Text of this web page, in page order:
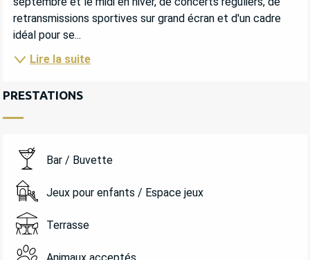
retransmissions sportives sur grand écran et d'un cadre
idéal pour se...
Lire la suite
PRESTATIONS
Bar / Buvette
Jeux pour enfants / Espace jeux
Terrasse